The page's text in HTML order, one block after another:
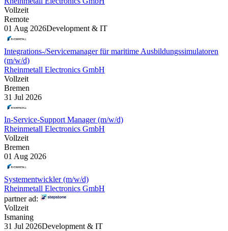
Vollzeit
Remote
01 Aug 2026Development & IT
Integrations-/Servicemanager für maritime Ausbildungssimulatoren
(m/w/d)
Rheinmetall Electronics GmbH
Vollzeit
Bremen
31 Jul 2026
In-Service-Support Manager (m/w/d)
Rheinmetall Electronics GmbH
Vollzeit
Bremen
01 Aug 2026
Systementwickler (m/w/d)
Rheinmetall Electronics GmbH
partner ad:
Vollzeit
Ismaning
31 Jul 2026Development & IT